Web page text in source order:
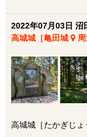
2022年07月03日 沼
高城城［亀田城
周
高城城［たかぎじょ